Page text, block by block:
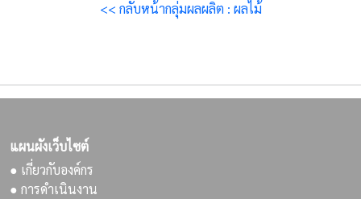
<< กลับหน้ากลุ่มผลผลิต : ผลไม้
แผนผังเว็บไซต์
● เกี่ยวกับองค์กร
● การดำเนินงาน